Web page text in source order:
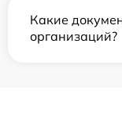
Какие
организаций?